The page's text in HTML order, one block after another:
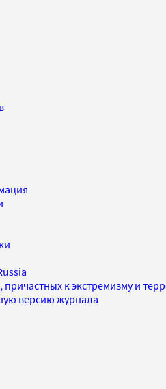
причастных к экстремизму и
версию журнала